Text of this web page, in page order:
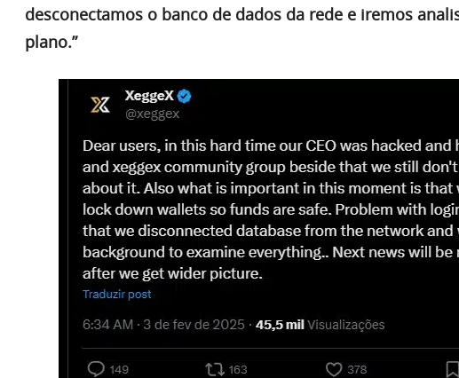
desconectamos o banco de dados da rede e iremos
plano.”